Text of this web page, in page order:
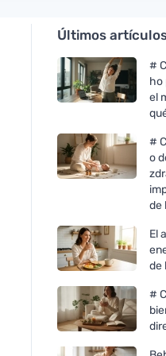
Últimos
#
ho
el
#
o
de
El
de
#